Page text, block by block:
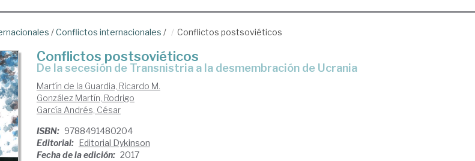
/Conflictos internacionales / Conflictos postsoviéticos
Conflictos postsoviéticos
de la secesión de Transnistria a la desmembración de Ucrania
Martín de la Guardia, Ricardo M.
González Martín, Rodrigo
García Andrés, César
ISBN: 9788491480204
Editorial: Editorial Dykinson
Fecha de la edición: 2017